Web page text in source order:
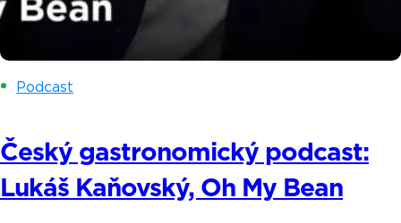
Podcast
Český gastronomický podcast:
Lukáš Kaňovský, Oh My Bean